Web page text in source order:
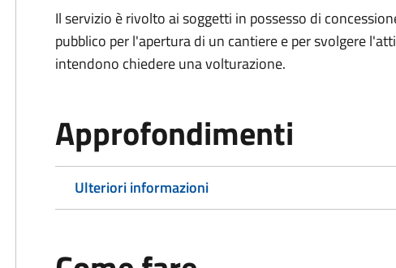
Il servizio è rivolto ai soggetti in possesso di
pubblico per l'apertura di un cantiere e per svolgere
intendono chiedere una volturazione.
Approfondimenti
Ulteriori informazioni